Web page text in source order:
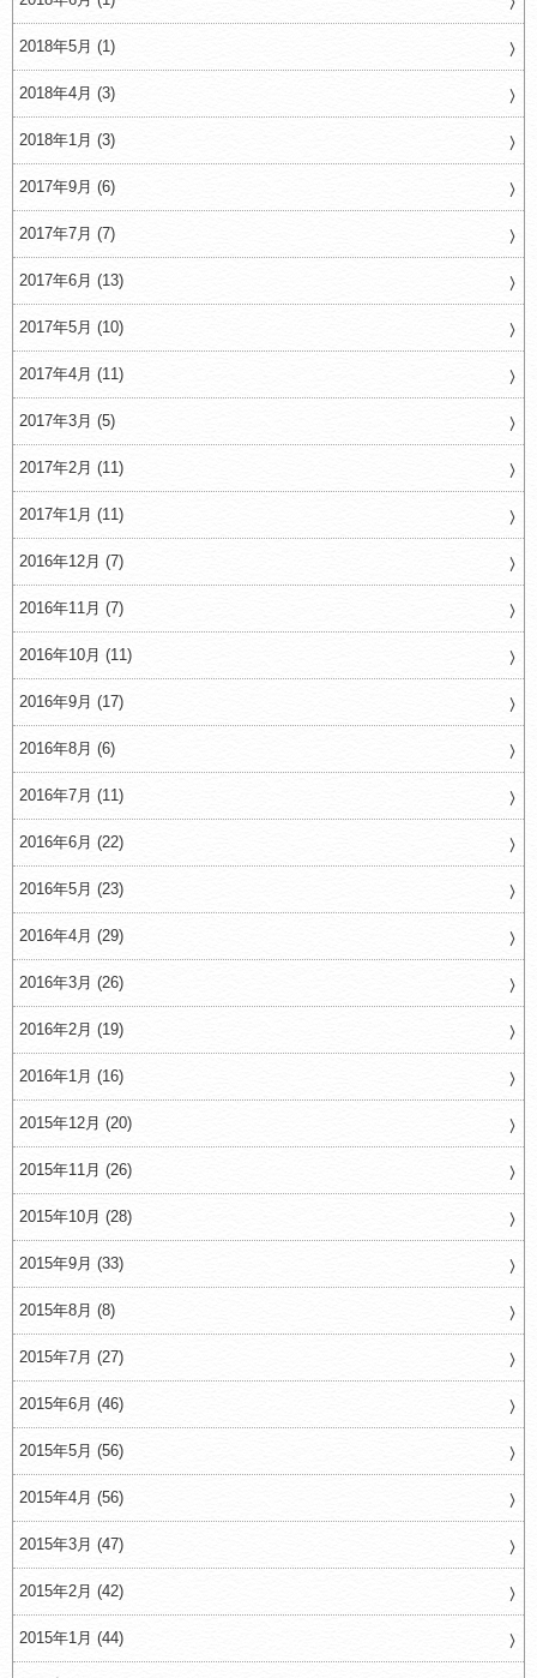
2018年5月 (1)
2018年4月 (3)
2018年1月 (3)
2017年9月 (6)
2017年7月 (7)
2017年6月 (13)
2017年5月 (10)
2017年4月 (11)
2017年3月 (5)
2017年2月 (11)
2017年1月 (11)
2016年12月 (7)
2016年11月 (7)
2016年10月 (11)
2016年9月 (17)
2016年8月 (6)
2016年7月 (11)
2016年6月 (22)
2016年5月 (23)
2016年4月 (29)
2016年3月 (26)
2016年2月 (19)
2016年1月 (16)
2015年12月 (20)
2015年11月 (26)
2015年10月 (28)
2015年9月 (33)
2015年8月 (8)
2015年7月 (27)
2015年6月 (46)
2015年5月 (56)
2015年4月 (56)
2015年3月 (47)
2015年2月 (42)
2015年1月 (44)